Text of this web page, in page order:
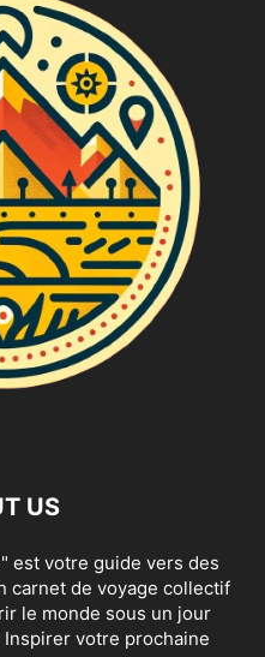
US
est votre guide vers des
carnet de voyage collectif
le monde sous un jour
votre prochaine